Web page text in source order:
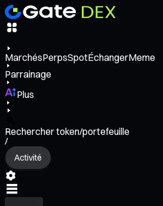
MarchésPerpsSpotÉchangerMeme
Parrainage
Plus
Rechercher token/portefeuille
/
Activité